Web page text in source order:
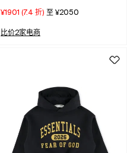
¥1901 (7.4 折) 至 ¥2050
比价2家电商